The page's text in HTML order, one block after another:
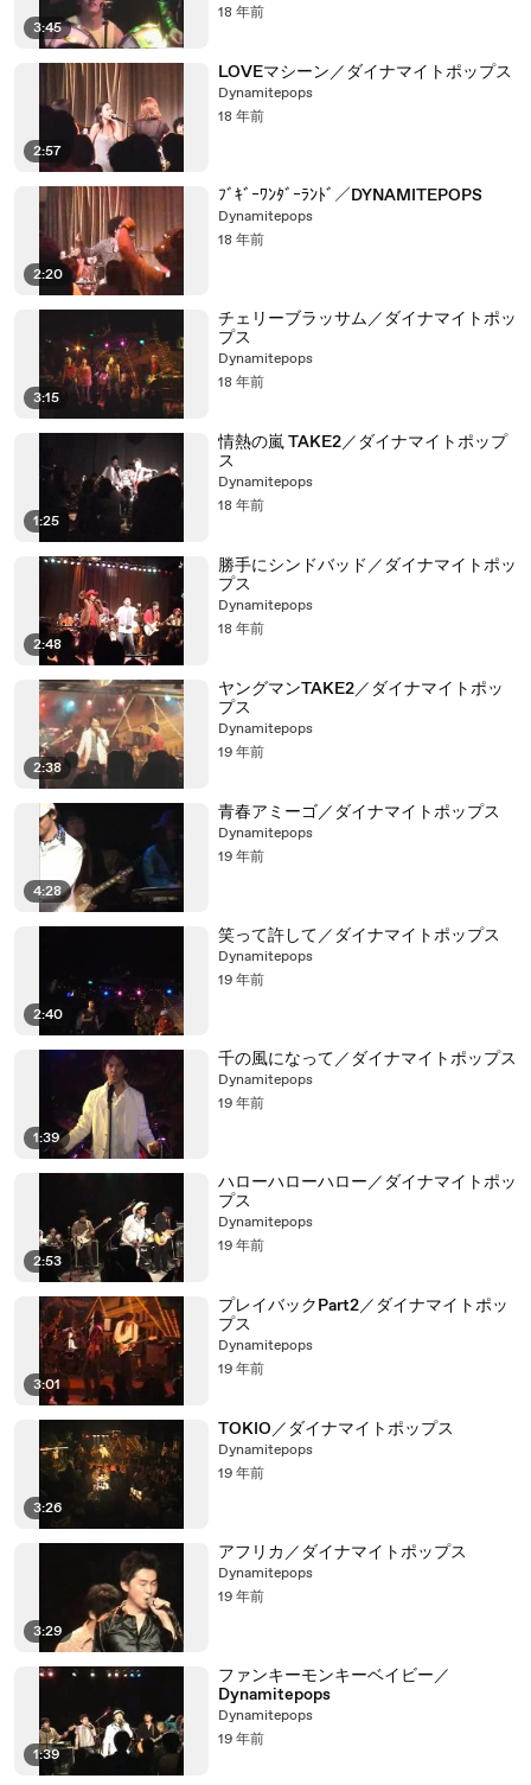
3:45
18 年前
2:57
LOVEマシーン／ダイナマイトポップス
Dynamitepops
18 年前
2:20
ﾌﾞｷﾞｰﾜﾝﾀﾞｰﾗﾝﾄﾞ／DYNAMITEPOPS
Dynamitepops
18 年前
3:15
チェリーブラッサム／ダイナマイトポッ
プス
Dynamitepops
18 年前
1:25
情熱の嵐 TAKE2／ダイナマイトポップ
ス
Dynamitepops
18 年前
2:48
勝手にシンドバッド／ダイナマイトポッ
プス
Dynamitepops
18 年前
2:38
ヤングマンTAKE2／ダイナマイトポッ
プス
Dynamitepops
19 年前
4:28
青春アミーゴ／ダイナマイトポップス
Dynamitepops
19 年前
2:40
笑って許して／ダイナマイトポップス
Dynamitepops
19 年前
1:39
千の風になって／ダイナマイトポップス
Dynamitepops
19 年前
2:53
ハローハローハロー／ダイナマイトポッ
プス
Dynamitepops
19 年前
3:01
プレイバックPart2／ダイナマイトポッ
プス
Dynamitepops
19 年前
3:26
TOKIO／ダイナマイトポップス
Dynamitepops
19 年前
3:29
アフリカ／ダイナマイトポップス
Dynamitepops
19 年前
1:39
ファンキーモンキーベイビー／
Dynamitepops
Dynamitepops
19 年前